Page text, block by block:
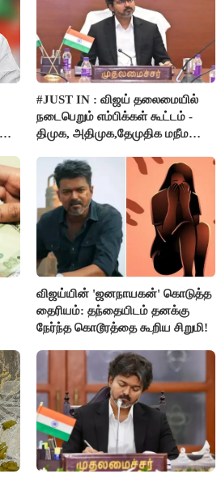
#JUST IN : விஜய் தலைமையில்
நடைபெறும் எம்பிக்கள் கூட்டம் -
திமுக, அதிமுக,தேமுதிக மநீம
விஜய்யின் 'ஜனநாயகன்' கொடுத்த
தைரியம்: தந்தையிடம் தனக்கு
நேர்ந்த கொடூரத்தை கூறிய சிறுமி!